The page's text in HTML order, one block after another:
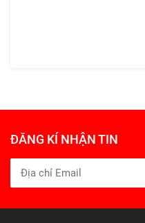
ĐĂNG KÍ NHẬN TIN